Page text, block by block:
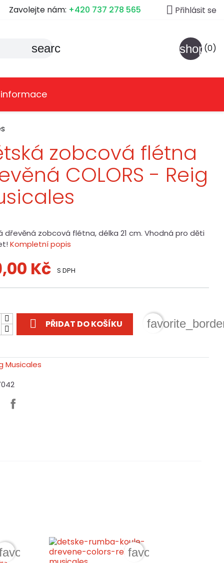
Zavolejte nám: +420 737 278 565  Přihlásit se
search (0)
zobcová flétna
COLORS - Reig
dřevěná zobcová flétna, délka 21 cm. Vhodná pro děti
Kompletní popis
Kč S DPH
 PŘIDAT DO KOŠÍKU
favorite_border